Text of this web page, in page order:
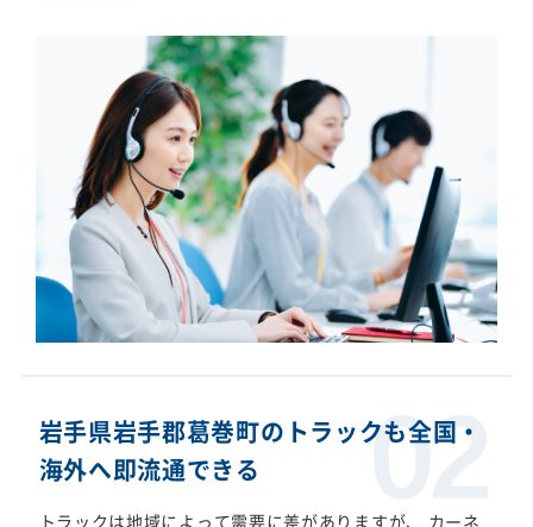
岩手県岩手郡葛巻町のトラックも全国・
海外へ即流通できる
トラックは地域によって需要に差がありますが、 カーネ